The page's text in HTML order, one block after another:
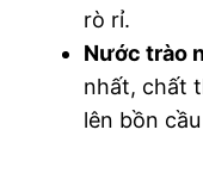
rò rỉ.
Nước trào
nhất, chất
lên bồn